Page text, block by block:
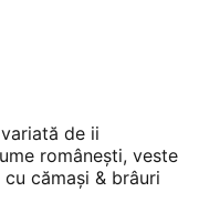
de ii
românești, veste
cămași & brâuri